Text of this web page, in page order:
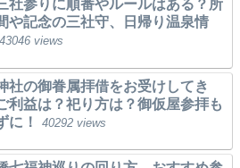
社参りに順番やルールはある？所
や記念の三社守、日帰り温泉情
43046 views
社の御眷属拝借をお受けしてき
利益は？祀り方は？御仮屋参拝も
に！
40292 views